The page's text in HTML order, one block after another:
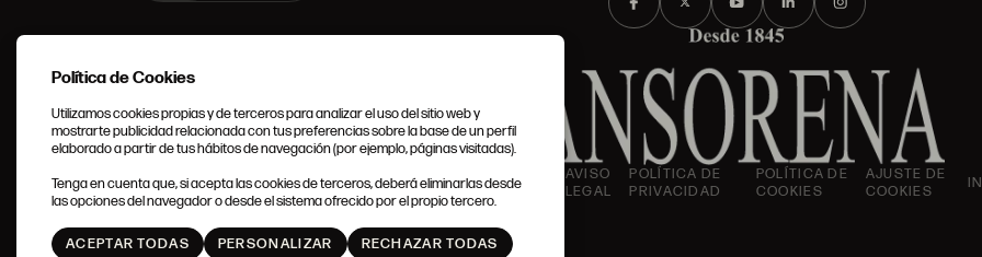
GENERALES
AVISO
LEGAL
POLÍTICA DE
PRIVACIDAD
POLÍTICA DE
COOKIES
AJUSTE DE
COOKIES
Política de Cookies
Utilizamos cookies propias y de terceros para analizar el uso del sitio web y
mostrarte publicidad relacionada con tus preferencias sobre la base de un perfil
elaborado a partir de tus hábitos de navegación (por ejemplo, páginas visitadas).
Tenga en cuenta que, si acepta las cookies de terceros, deberá eliminarlas desde
las opciones del navegador o desde el sistema ofrecido por el propio tercero.
ACEPTAR TODAS PERSONALIZAR RECHAZAR TODAS